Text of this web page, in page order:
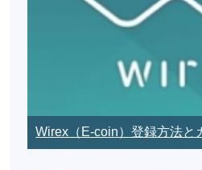
Wirex（E-coin）登録方法と